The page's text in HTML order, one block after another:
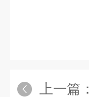
上一篇：